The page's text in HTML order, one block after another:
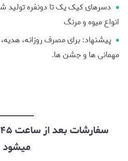
دسرهای کیک یک تا دونفره تولید
انواع میوه و مرنگ
پیشنهاد: برای مصرف روزانه،
مهمانی ها و جشن ها.
میشود